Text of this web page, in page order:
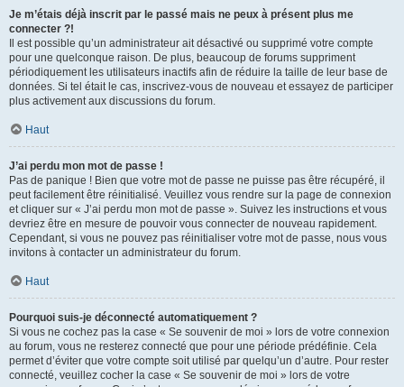
Je m’étais déjà inscrit par le passé mais ne peux à présent plus me
connecter ?!
Il est possible qu’un administrateur ait désactivé ou supprimé votre compte
pour une quelconque raison. De plus, beaucoup de forums suppriment
périodiquement les utilisateurs inactifs afin de réduire la taille de leur base de
données. Si tel était le cas, inscrivez-vous de nouveau et essayez de participer
plus activement aux discussions du forum.
Haut
J’ai perdu mon mot de passe !
Pas de panique ! Bien que votre mot de passe ne puisse pas être récupéré, il
peut facilement être réinitialisé. Veuillez vous rendre sur la page de connexion
et cliquer sur « J’ai perdu mon mot de passe ». Suivez les instructions et vous
devriez être en mesure de pouvoir vous connecter de nouveau rapidement.
Cependant, si vous ne pouvez pas réinitialiser votre mot de passe, nous vous
invitons à contacter un administrateur du forum.
Haut
Pourquoi suis-je déconnecté automatiquement ?
Si vous ne cochez pas la case « Se souvenir de moi » lors de votre connexion
au forum, vous ne resterez connecté que pour une période prédéfinie. Cela
permet d’éviter que votre compte soit utilisé par quelqu’un d’autre. Pour rester
connecté, veuillez cocher la case « Se souvenir de moi » lors de votre